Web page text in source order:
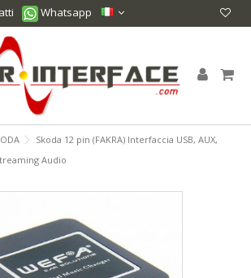
Whatsapp
Skoda 12 pin (FAKRA) Interfaccia USB, AUX,
Audio